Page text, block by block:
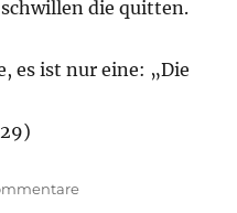
die quitten.
es ist nur eine: „Die
zu